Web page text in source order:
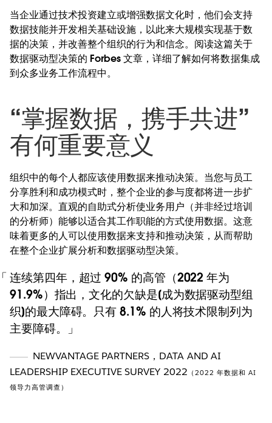
当企业通过技术投资建立或增强数据文化时，他们会支持
数据技能并开发相关基础设施，以此来大规模实现基于数
据的决策，并改善整个组织的行为和信念。阅读这篇关于
数据驱动型决策的 Forbes 文章，详细了解如何将数据集成
到众多业务工作流程中。
“掌握数据，携手共进”
有何重要意义
组织中的每个人都应该使用数据来推动决策。当您与员工
分享胜利和成功模式时，整个企业的参与度都将进一步扩
大和加深。直观的自助式分析使业务用户（并非经过培训
的分析师）能够以适合其工作职能的方式使用数据。这意
味着更多的人可以使用数据来支持和推动决策，从而帮助
在整个企业扩展分析和数据驱动型决策。
连续第四年，超过 90% 的高管（2022 年为
91.9%）指出，文化的欠缺是[成为数据驱动型组
织]的最大障碍。只有 8.1% 的人将技术限制列为
主要障碍。
NEWVANTAGE PARTNERS ， DATA AND AI
LEADERSHIP EXECUTIVE SURVEY 2022 （2022 年数据和 AI
领导力高管调查）